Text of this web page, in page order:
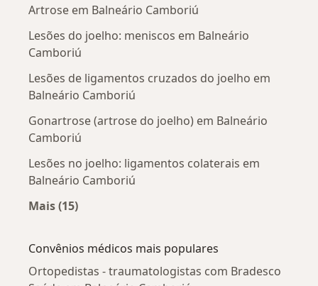
Artrose em Balneário Camboriú
Lesões do joelho: meniscos em Balneário
Camboriú
Lesões de ligamentos cruzados do joelho em
Balneário Camboriú
Gonartrose (artrose do joelho) em Balneário
Camboriú
Lesões no joelho: ligamentos colaterais em
Balneário Camboriú
Mais (15)
Convênios médicos mais populares
Ortopedistas - traumatologistas com Bradesco